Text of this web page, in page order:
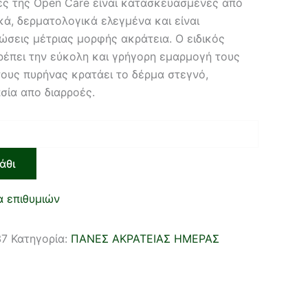
της Open Care είναι κατασκευασμένες από
δερματολογικά ελεγμένα και είναι
μέτριας μορφής ακράτεια. Ο ειδικός
την εύκολη και γρήγορη εμαρμογή τους
πυρήνας κρατάει το δέρμα στεγνό,
απο διαρροές.
επιθυμιών
Κατηγορία: ΠΑΝΕΣ ΑΚΡΑΤΕΙΑΣ ΗΜΕΡΑΣ